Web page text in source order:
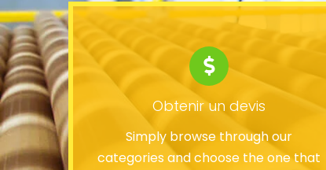
Obtenir un devis
Simply browse through our
categories and choose the one that